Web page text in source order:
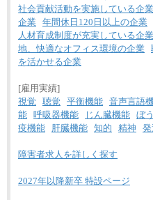
社会貢献活動を実施している企業
企業 年間休日120日以上の企業
人材育成制度が充実している企業
地、快適なオフィス環境の企業
を活かせる企業
[雇用実績]
視覚
聴覚 平衡機能 音声言語
能 呼吸器機能 じん臓機能 ぼ
疫機能
肝臓機能 知的 精神 発
障害者求人を詳しく探す
2027年以降新卒 特設ページ